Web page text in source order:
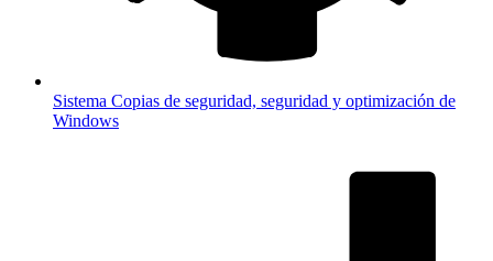
Sistema Copias de seguridad, seguridad y optimización de
Windows